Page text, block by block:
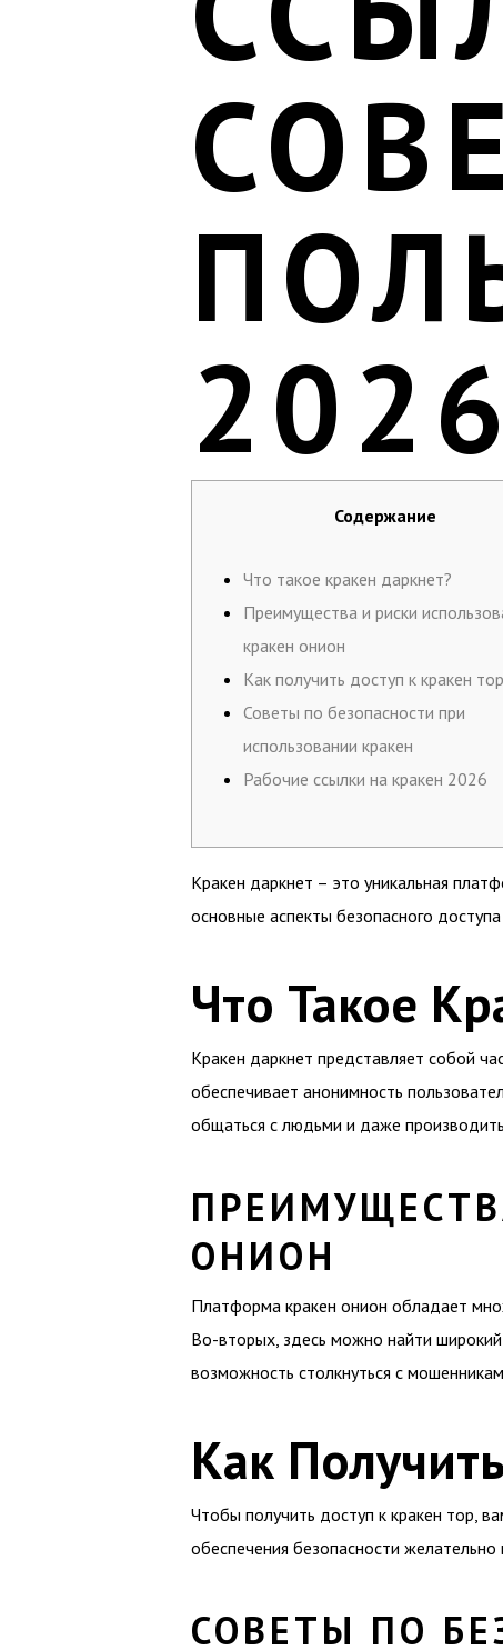
2026
Содержание
Что такое кракен даркнет?
Преимущества и риски
кракен онион
Как получить доступ к кракен тор
Советы по безопасности при
использовании кракен
Рабочие ссылки на кракен 2026
Кракен даркнет – это уникальная
основные аспекты безопасного
Что Такое
Кракен даркнет представляет собой
обеспечивает анонимность
общаться с людьми и даже
ОНИОН
Платформа кракен онион обладает
Во-вторых, здесь можно найти широкий
возможность столкнуться с
Как
Чтобы получить доступ к кракен тор,
обеспечения безопасности
СОВЕТЫ ПО